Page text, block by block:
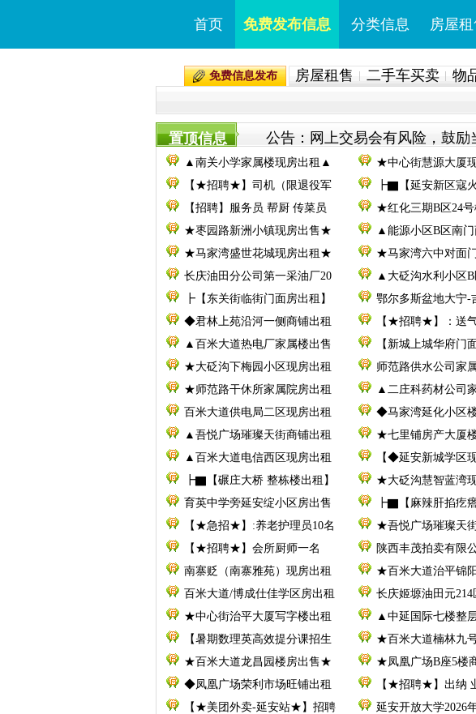
首页 免费发布信息 分类信息 房屋租
免费信息发布 房屋租售 二手车买卖 物
置顶信息 公告：网上交易会有风险，鼓励
▲南关小学家属楼现房出租▲ ★中心街慧源大厦
【★招聘★】司机（限退役军
┣▇【延安新区寇
【招聘】服务员 帮厨 传菜员
★红化三期B区24号
★枣园路新洲小镇现房出售★
▲能源小区B区南
★马家湾盛世花城现房出租★
★马家湾六中对面
长庆油田分公司第一采油厂20
▲大砭沟水利小区B
┣【东关街临街门面房出租】
鄂尔多斯盆地大宁-
◆君林上苑沿河一侧商铺出租
【★招聘★】：送
▲百米大道热电厂家属楼出售
【新城上城华府门
★大砭沟下梅园小区现房出租
师范路供水公司家
★师范路干休所家属院房出租
▲二庄科药材公司
百米大道供电局二区现房出租
◆马家湾延化小区
▲吾悦广场璀璨天街商铺出租
★七里铺房产大厦
▲百米大道电信西区现房出租
【◆延安新城学区
┣▇【碾庄大桥 整栋楼出租】
★大砭沟慧智蓝湾
育英中学旁延安绽小区房出售
┣▇【麻辣肝掐疙瘩
【★急招★】:养老护理员10名
★吾悦广场璀璨天
【★招聘★】会所厨师一名
陕西丰茂拍卖有限
南寨贬（南寨雅苑）现房出租
★百米大道治平锦
百米大道/博成仕佳学区房出租
长庆姬塬油田元214
★中心街治平大厦写字楼出租
▲中延国际七楼整
【暑期数理英高效提分课招生
★百米大道楠林九
★百米大道龙昌园楼房出售★
★凤凰广场B座5楼
◆凤凰广场荣利市场旺铺出租
【★招聘★】出纳
【★美团外卖-延安站★】招聘
延安开放大学2026